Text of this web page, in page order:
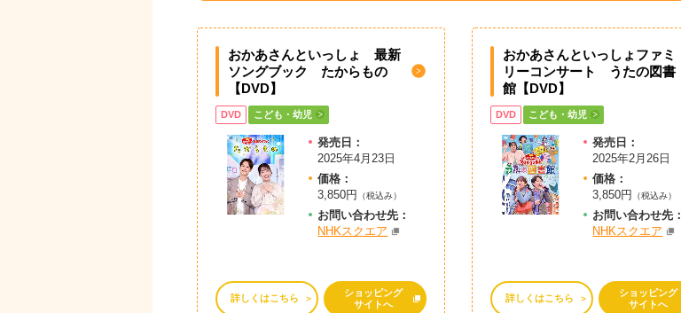
おかあさんといっしょ 最新
ソングブック たからもの
【DVD】
DVD こども・幼児
発売日：
2025年4月23日
価格：
3,850円
（税込み）
お問い合わせ先：
NHKスクエア
詳しくはこちら
ショッピング
サイトへ
おかあさんといっしょファミ
リーコンサート うたの図書
館【DVD】
DVD こども・幼児
発売日：
2025年2月26日
価格：
3,850円
（税込み）
お問い合わせ先：
NHKスクエア
詳しくはこちら
ショッピング
サイトへ